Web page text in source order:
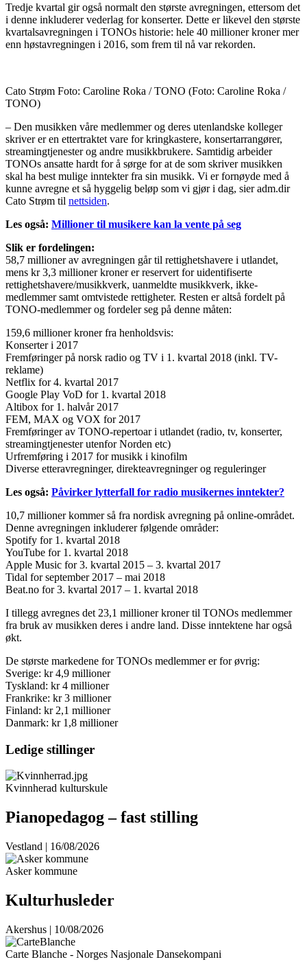
Tredje kvartal gir også normalt den største avregningen, ettersom det
i denne inkluderer vederlag for konserter. Dette er likevel den største
kvartalsavregningen i TONOs historie: hele 40 millioner kroner mer
enn høstavregningen i 2016, som frem til nå var rekorden.
Cato Strøm Foto: Caroline Roka / TONO (Foto: Caroline Roka /
TONO)
– Den musikken våre medlemmer og deres utenlandske kolleger
skriver er en ettertraktet vare for kringkastere, konsertarrangører,
streamingtjenester og andre musikkbrukere. Samtidig arbeider
TONOs ansatte hardt for å sørge for at de som skriver musikken
skal ha best mulige inntekter fra sin musikk. Vi er fornøyde med å
kunne avregne et så hyggelig beløp som vi gjør i dag, sier adm.dir
Cato Strøm til nettsiden.
Les også: Millioner til musikere kan la vente på seg
Slik er fordelingen:
58,7 millioner av avregningen går til rettighetshavere i utlandet,
mens kr 3,3 millioner kroner er reservert for uidentifiserte
rettighetshavere/musikkverk, uanmeldte musikkverk, ikke-
medlemmer samt omtvistede rettigheter. Resten er altså fordelt på
TONO-medlemmer og fordeler seg på denne måten:
159,6 millioner kroner fra henholdsvis:
Konserter i 2017
Fremføringer på norsk radio og TV i 1. kvartal 2018 (inkl. TV-
reklame)
Netflix for 4. kvartal 2017
Google Play VoD for 1. kvartal 2018
Altibox for 1. halvår 2017
FEM, MAX og VOX for 2017
Fremføringer av TONO-repertoar i utlandet (radio, tv, konserter,
streamingtjenester utenfor Norden etc)
Urfremføring i 2017 for musikk i kinofilm
Diverse etteravregninger, direkteavregninger og reguleringer
Les også: Påvirker lytterfall for radio musikernes inntekter?
10,7 millioner kommer så fra nordisk avregning på online-området.
Denne avregningen inkluderer følgende områder:
Spotify for 1. kvartal 2018
YouTube for 1. kvartal 2018
Apple Music for 3. kvartal 2015 – 3. kvartal 2017
Tidal for september 2017 – mai 2018
Beat.no for 3. kvartal 2017 – 1. kvartal 2018
I tillegg avregnes det 23,1 millioner kroner til TONOs medlemmer
fra bruk av musikken deres i andre land. Disse inntektene har også
økt.
De største markedene for TONOs medlemmer er for øvrig:
Sverige: kr 4,9 millioner
Tyskland: kr 4 millioner
Frankrike: kr 3 millioner
Finland: kr 2,1 millioner
Danmark: kr 1,8 millioner
Ledige stillinger
Kvinnherad kulturskule
Pianopedagog – fast stilling
Vestland | 16/08/2026
Asker kommune
Kulturhusleder
Akershus | 10/08/2026
Carte Blanche - Norges Nasjonale Dansekompani